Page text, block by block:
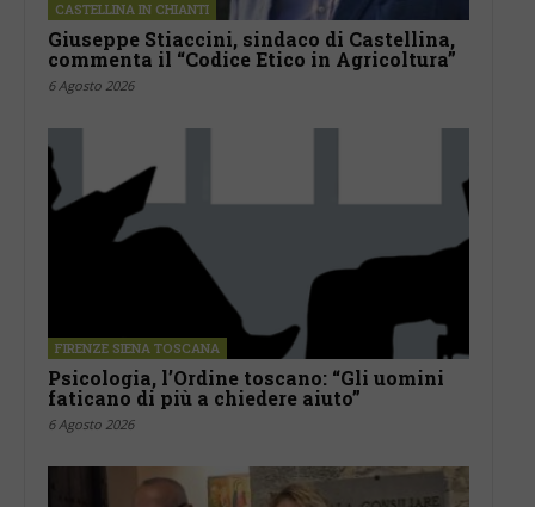
CASTELLINA IN CHIANTI
Giuseppe Stiaccini, sindaco di Castellina,
commenta il “Codice Etico in Agricoltura”
6 Agosto 2026
FIRENZE SIENA TOSCANA
Psicologia, l’Ordine toscano: “Gli uomini
faticano di più a chiedere aiuto”
6 Agosto 2026